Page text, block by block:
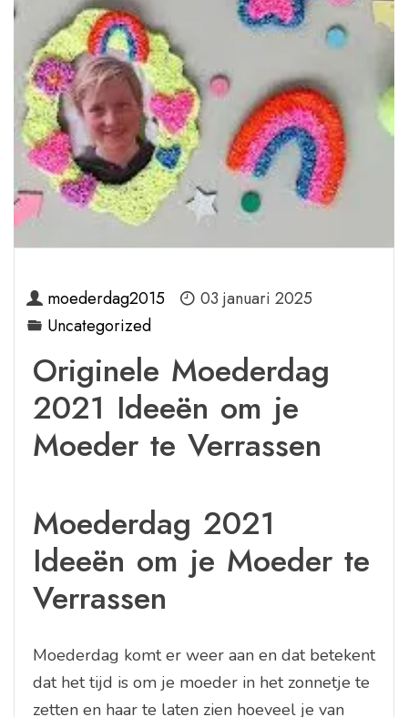
moederdag2015
03 januari 2025
Uncategorized
Originele Moederdag
2021 Ideeën om je
Moeder te Verrassen
Moederdag 2021
Ideeën om je Moeder te
Verrassen
Moederdag komt er weer aan en dat betekent
dat het tijd is om je moeder in het zonnetje te
zetten en haar te laten zien hoeveel je van